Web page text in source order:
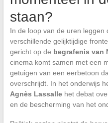
staan?
In de loop van de uren leggen
verschillende gelijktijdige
gericht op de begrafenis van
cinema komt samen met een
getuigen van een eerbetoon
overschrijdt. In het onderwijs
Agnès Lassallehet debat
en de bescherming van het